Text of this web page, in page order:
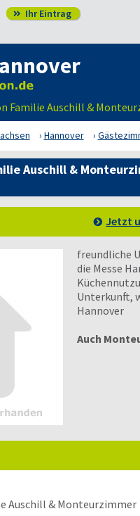
 Ihr Eintrag
Familie Auschill &
Hannover
Auschill &
Jetzt
freundliche
die Messe
Unterkunft,
Hannover
Auch
Auschill & Monteurzimmer